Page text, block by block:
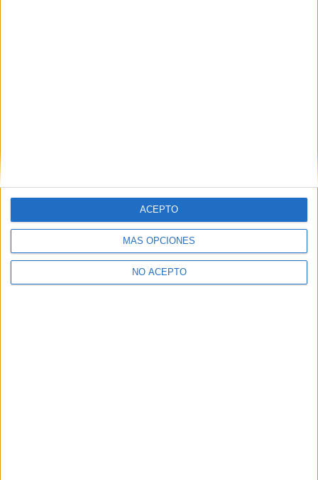
MÁS OPCIONES
NO ACEPTO
ACEPTO
Y como regalo de agradecimiento, por registrarte te daremos
gratis una copia de nuestro ebook con 100 consejos para tu
primer año de universidad